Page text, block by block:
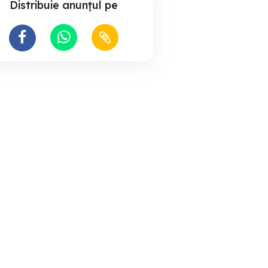
Distribuie anunțul pe